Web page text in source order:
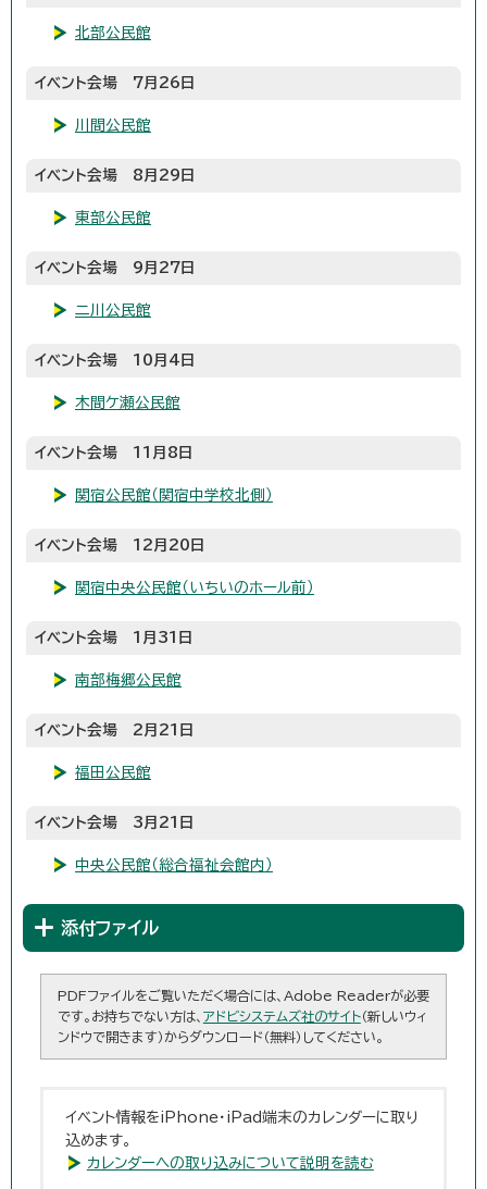
北部公民館
イベント会場 7月26日
川間公民館
イベント会場 8月29日
東部公民館
イベント会場 9月27日
二川公民館
イベント会場 10月4日
木間ケ瀬公民館
イベント会場 11月8日
関宿公民館（関宿中学校北側）
イベント会場 12月20日
関宿中央公民館（いちいのホール前）
イベント会場 1月31日
南部梅郷公民館
イベント会場 2月21日
福田公民館
イベント会場 3月21日
中央公民館（総合福祉会館内）
添付ファイル
PDFファイルをご覧いただく場合には、Adobe Readerが必要
です。お持ちでない方は、 アドビシステムズ社のサイト（新しいウィ
ンドウで開きます）からダウンロード（無料）してください。
イベント情報をiPhone・iPad端末のカレンダーに取り
込めます。
カレンダーへの取り込みについて説明を読む